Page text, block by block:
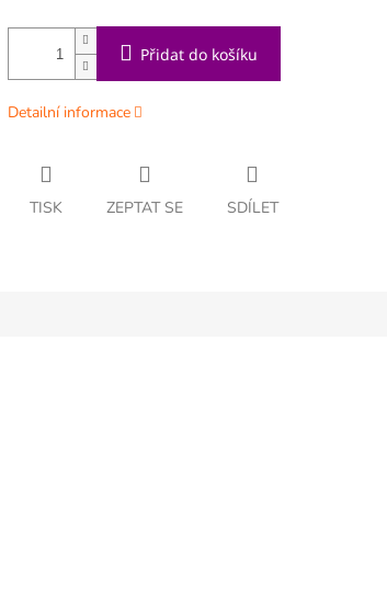
Přidat do košíku
Detailní informace
TISK ZEPTAT SE SDÍLET